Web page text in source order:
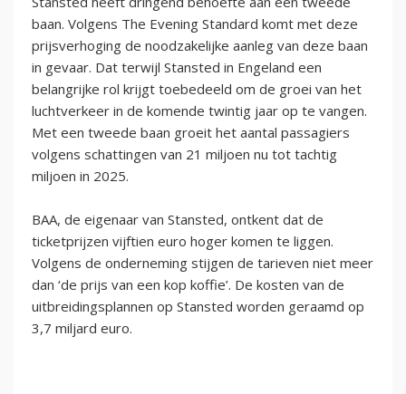
baan. Volgens The Evening Standard komt met deze
prijsverhoging de noodzakelijke aanleg van deze baan
in gevaar. Dat terwijl Stansted in Engeland een
belangrijke rol krijgt toebedeeld om de groei van het
luchtverkeer in de komende twintig jaar op te vangen.
Met een tweede baan groeit het aantal passagiers
volgens schattingen van 21 miljoen nu tot tachtig
miljoen in 2025.
BAA, de eigenaar van Stansted, ontkent dat de
ticketprijzen vijftien euro hoger komen te liggen.
Volgens de onderneming stijgen de tarieven niet meer
dan ‘de prijs van een kop koffie’. De kosten van de
uitbreidingsplannen op Stansted worden geraamd op
3,7 miljard euro.